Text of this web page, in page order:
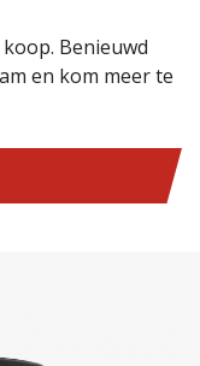
Benieuwd
en kom meer te